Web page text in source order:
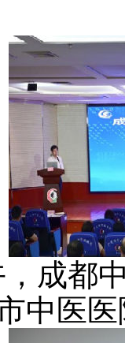
，成都
中医